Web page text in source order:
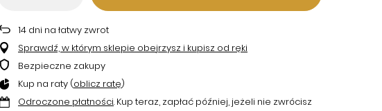
14 dni na łatwy zwrot
Sprawdź, w którym sklepie obejrzysz i kupisz od ręki
Bezpieczne zakupy
Kup na raty (oblicz ratę)
Odroczone płatności. Kup teraz, zapłać później, jeżeli nie zwrócisz